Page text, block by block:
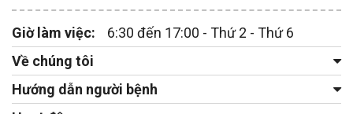
Giờ làm việc:
6:30 đến 17:00 - Thứ 2 - Thứ 6
Về chúng tôi
Hướng dẫn người bệnh